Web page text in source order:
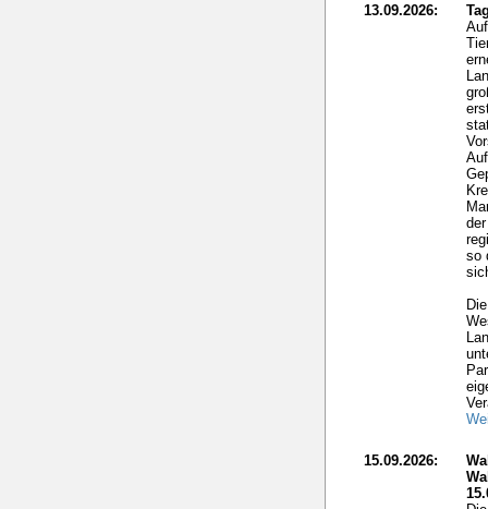
13.09.2026:
so
15.09.2026: